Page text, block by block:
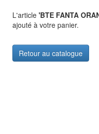
L'article 'BTE FANTA
ajouté à votre panier.
Retour au catalogue